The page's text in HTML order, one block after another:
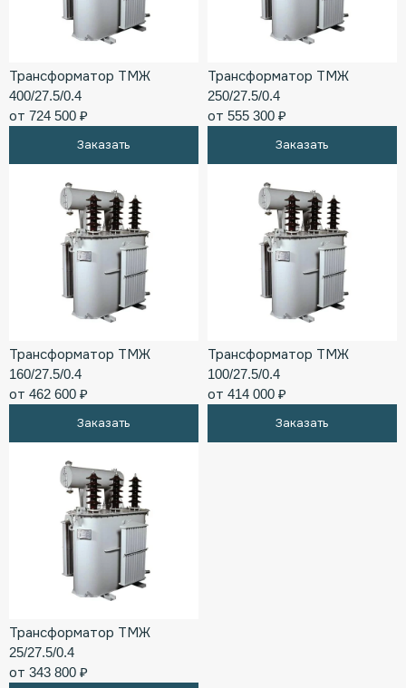
Трансформатор ТМЖ
400/27.5/0.4
от 724 500 ₽
Заказать
Трансформатор ТМЖ
250/27.5/0.4
от 555 300 ₽
Заказать
Трансформатор ТМЖ
160/27.5/0.4
от 462 600 ₽
Заказать
Трансформатор ТМЖ
100/27.5/0.4
от 414 000 ₽
Заказать
Трансформатор ТМЖ
25/27.5/0.4
от 343 800 ₽